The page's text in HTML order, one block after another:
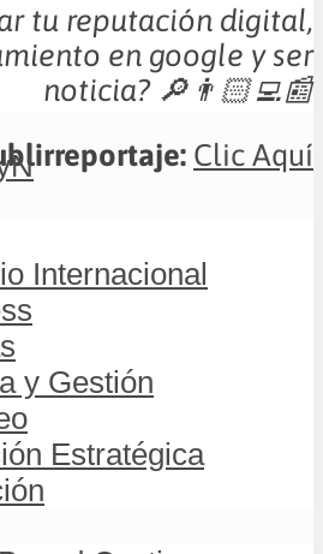
tu reputación digital,
en google y ser
noticia? 🔎👨🏻‍💻📰
Clic Aquí
Internacional
y Gestión
Estratégica